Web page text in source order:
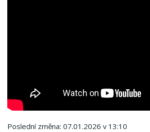
Poslední změna: 07.01.2026 v 13:10